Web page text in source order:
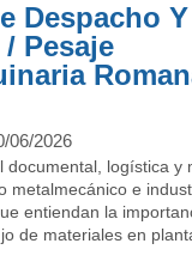
Despacho Y
Pesaje
06/2026
logística y
metalmecánico e
entiendan la
de materiales en